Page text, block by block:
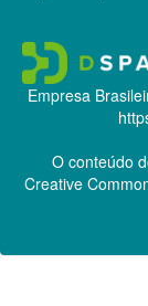
Empresa
O conteúdo
Creative